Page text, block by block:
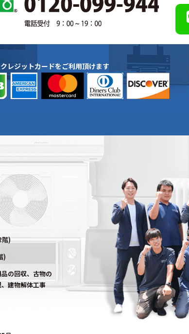
レジットカードをご利用頂けます
)
)
の回収、古物の
建物解体工事